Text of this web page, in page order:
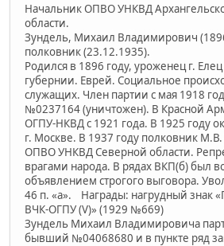
Начальник ОПВО УНКВД
области.
Зундель, Михаил Владимирович
полковник (23.12.1935).
Родился в 1896 году, уроженец г.
губернии. Еврей. Социальное
служащих. Член партии с мая 1918
№0237164 (уничтожен). В Красной
ОГПУ-НКВД с 1921 года. В 1925 году
г. Москве. В 1937 году полковник
ОПВО УНКВД Северной области.
врагами народа. В рядах ВКП(б) был
объявлением строгого выговора.
46 п. «а». Награды: нагрудный знак
ВЧК-ОГПУ (V)» (1929 №669)
Зундель Михаил Владимировича
бывший №04068680 и в пункте ряд